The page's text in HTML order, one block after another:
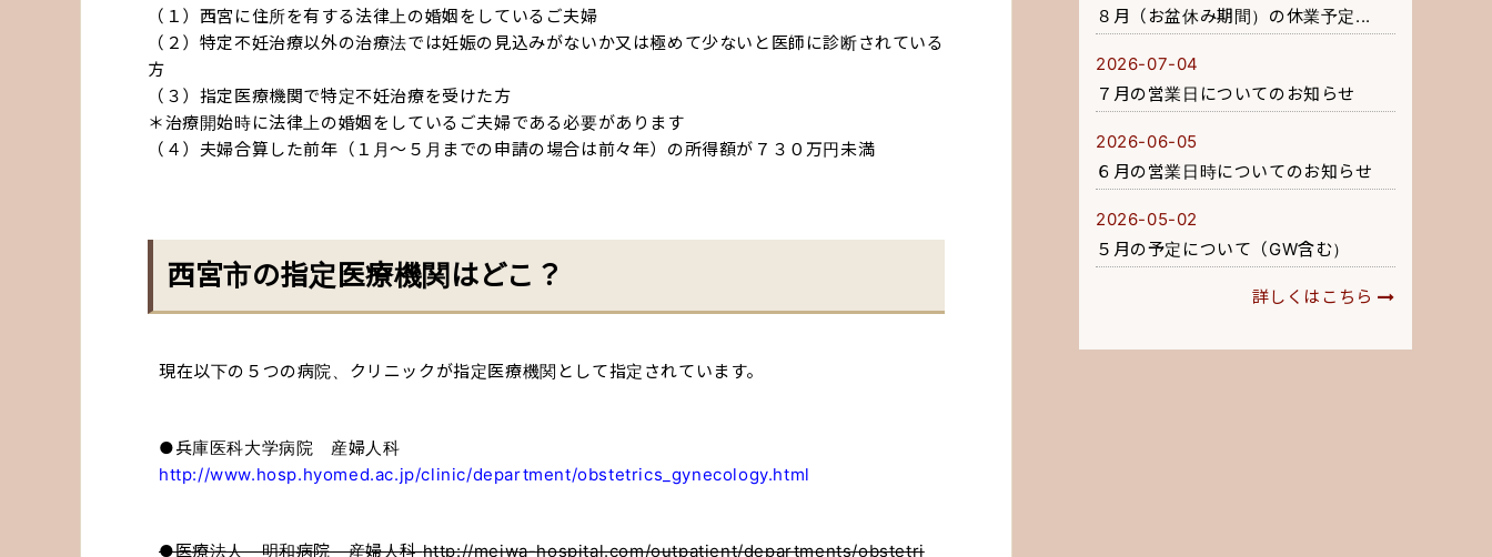
（１）西宮に住所を有する法律上の婚姻をしているご夫婦
（２）特定不妊治療以外の治療法では妊娠の見込みがないか又は極めて少ないと医師に診断されている
方
（３）指定医療機関で特定不妊治療を受けた方
＊治療開始時に法律上の婚姻をしているご夫婦である必要があります
（４）夫婦合算した前年（１月〜５月までの申請の場合は前々年）の所得額が７３０万円未満
西宮市の指定医療機関はどこ？
現在以下の５つの病院、クリニックが指定医療機関として指定されています。
●兵庫医科大学病院 産婦人科
http://www.hosp.hyomed.ac.jp/clinic/department/obstetrics_gynecology.html
●医療法人 明和病院 産婦人科http://meiwa-hospital.com/outpatient/departments/obstetri
８月（お盆休み期間）の休業予定...
2026-07-04
７月の営業日についてのお知らせ
2026-06-05
６月の営業日時についてのお知らせ
2026-05-02
５月の予定について（GW含む）
詳しくはこちら